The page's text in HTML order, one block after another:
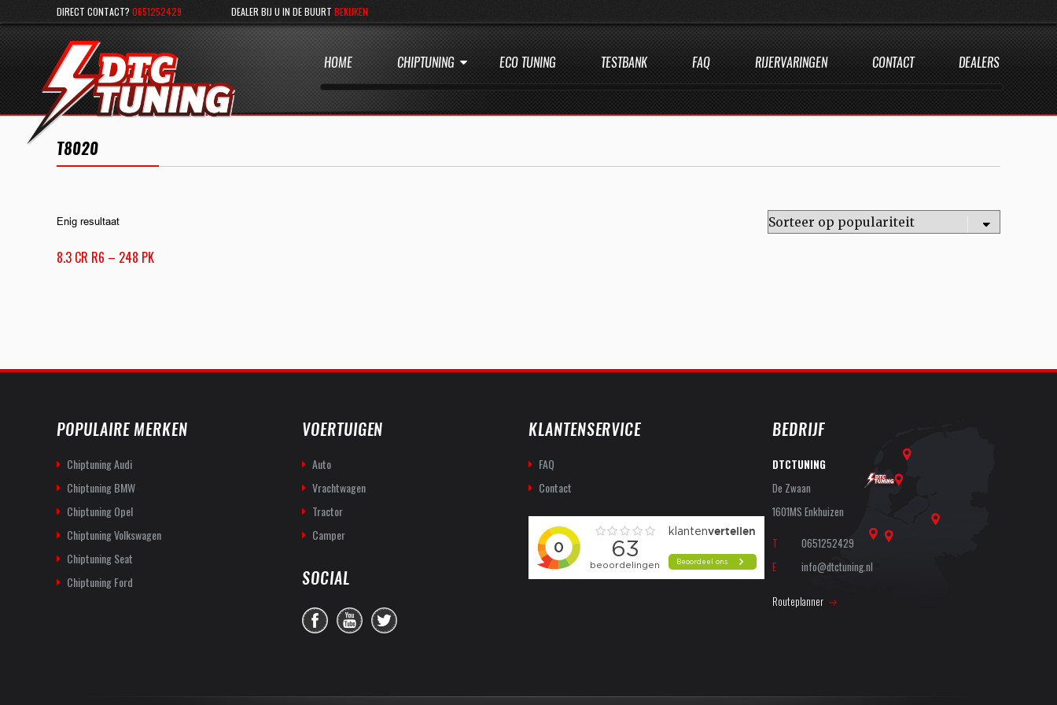
DIRECT CONTACT? 0651252429 DEALER BIJ U IN DE BUURT BEKIJKEN
HOME CHIPTUNING ECO TUNING TESTBANK FAQ RIJERVARINGEN CONTACT DEALERS
T8020
Enig resultaat
8.3 CR R6 – 248 PK
POPULAIRE MERKEN
Chiptuning Audi
Chiptuning BMW
Chiptuning Opel
Chiptuning Volkswagen
Chiptuning Seat
Chiptuning Ford
VOERTUIGEN
Auto
Vrachtwagen
Tractor
Camper
SOCIAL
KLANTENSERVICE
FAQ
Contact
BEDRIJF
DTCTUNING
De Zwaan
1601MS Enkhuizen
T
0651252429
E
info@dtctuning.nl
Routeplanner